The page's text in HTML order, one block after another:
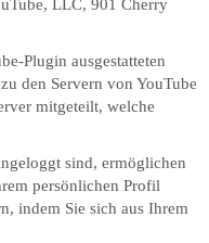
LLC, 901 Cherry
Plugin ausgestatteten
den Servern von YouTube
mitgeteilt, welche
sind, ermöglichen
persönlichen Profil
indem Sie sich aus Ihrem